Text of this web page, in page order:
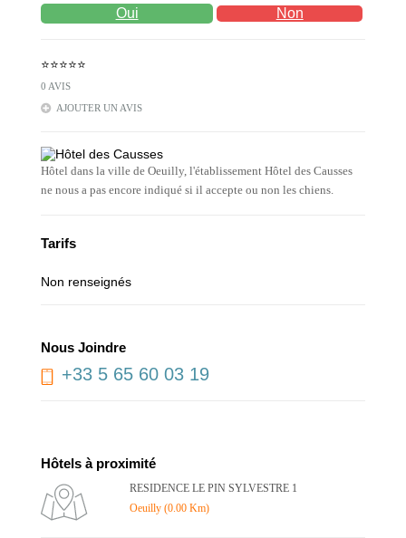
Oui Non
⭐⭐⭐⭐⭐
0 AVIS
AJOUTER UN AVIS
Hôtel dans la ville de Oeuilly, l'établissement Hôtel des Causses
ne nous a pas encore indiqué si il accepte ou non les chiens.
Tarifs
Non renseignés
Nous Joindre
+33 5 65 60 03 19
Hôtels à proximité
RESIDENCE LE PIN SYLVESTRE 1
Oeuilly (0.00 Km)